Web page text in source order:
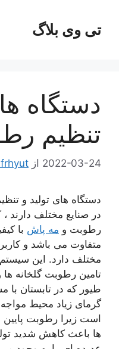
محتواتی وی بلاگ
دستگاه
تنظیم
2022-03-24 از
دستگاه های تولید و
در صنایع مختلف دارند ،
رطوبت و مه پاش با
متفاوت می باشد و
مختلف دارد. این
تامین رطوبت گلخانه
طیور که در تابستان
گرمای زیاد محیط مواجه
است زیرا رطوبت پایین
ها باعث کاهش شدید